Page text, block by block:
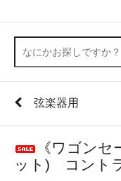
弦楽器用
《ワゴン
ット) コント